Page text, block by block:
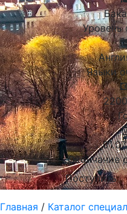
Уровень
Языки
2200
Окончание
Поступить
Главная / Каталог